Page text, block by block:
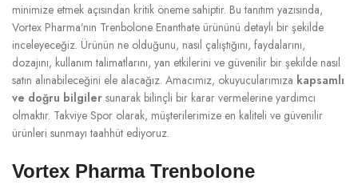
minimize etmek açısından kritik öneme sahiptir. Bu tanıtım yazısında,
Vortex Pharma’nın Trenbolone Enanthate ürününü detaylı bir şekilde
inceleyeceğiz. Ürünün ne olduğunu, nasıl çalıştığını, faydalarını,
dozajını, kullanım talimatlarını, yan etkilerini ve güvenilir bir şekilde nasıl
satın alınabileceğini ele alacağız. Amacımız, okuyucularımıza kapsamlı
ve doğru bilgiler sunarak bilinçli bir karar vermelerine yardımcı
olmaktır. Takviye Spor olarak, müşterilerimize en kaliteli ve güvenilir
ürünleri sunmayı taahhüt ediyoruz.
Vortex Pharma Trenbolone